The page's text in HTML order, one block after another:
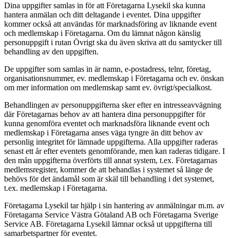
Dina uppgifter samlas in för att Företagarna Lysekil ska kunna
hantera anmälan och ditt deltagande i eventet. Dina uppgifter
kommer också att användas för marknadsföring av liknande event
och medlemskap i Företagarna. Om du lämnat någon känslig
personuppgift i rutan Övrigt ska du även skriva att du samtycker till
behandling av den uppgiften.
De uppgifter som samlas in är namn, e-postadress, telnr, företag,
organisationsnummer, ev. medlemskap i Företagarna och ev. önskan
om mer information om medlemskap samt ev. övrigt/specialkost.
Behandlingen av personuppgifterna sker efter en intresseavvägning
där Företagarnas behov av att hantera dina personuppgifter för
kunna genomföra eventet och marknadsföra liknande event och
medlemskap i Företagarna anses väga tyngre än ditt behov av
personlig integritet för lämnade uppgifterna. Alla uppgifter raderas
senast ett år efter eventets genomförande, men kan raderas tidigare. I
den mån uppgifterna överförts till annat system, t.ex. Företagarnas
medlemsregister, kommer de att behandlas i systemet så länge de
behövs för det ändamål som är skäl till behandling i det systemet,
t.ex. medlemskap i Företagarna.
Företagarna Lysekil tar hjälp i sin hantering av anmälningar m.m. av
Företagarna Service Västra Götaland AB och Företagarna Sverige
Service AB. Företagarna Lysekil lämnar också ut uppgifterna till
samarbetspartner för eventet.